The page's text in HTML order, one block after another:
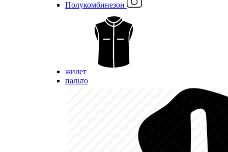
Полукомбинезон
жилет
пальто